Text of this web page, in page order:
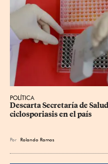
POLÍTICA
Descarta Secretaría de
ciclosporiasis en el país
Por Rolando Ramos